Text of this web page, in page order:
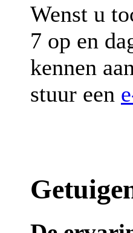
Wenst u
7 op en
kennen
stuur een